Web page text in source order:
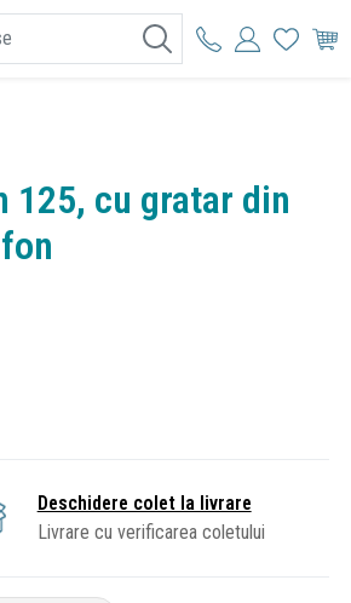
125, cu gratar din
Deschidere colet la livrare
Livrare cu verificarea coletului